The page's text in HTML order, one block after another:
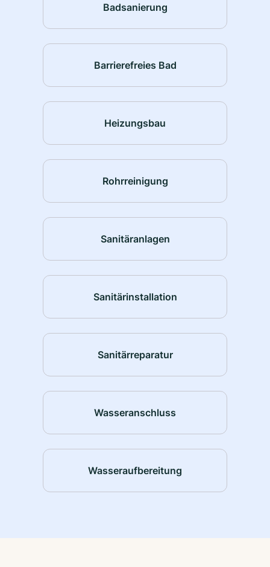
Badsanierung
Barrierefreies Bad
Heizungsbau
Rohrreinigung
Sanitäranlagen
Sanitärinstallation
Sanitärreparatur
Wasseranschluss
Wasseraufbereitung